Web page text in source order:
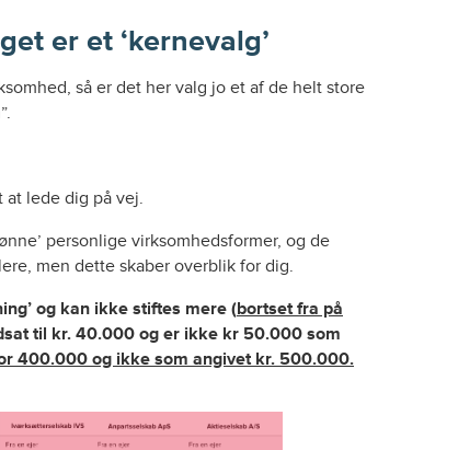
er et ‘kernevalg’
så er det her valg jo et af de helt store
lede dig på vej.
personlige virksomhedsformer, og de
men dette skaber overblik for dig.
og kan ikke stiftes mere (bortset fra på
til kr. 40.000 og er ikke kr 50.000 som
400.000 og ikke som angivet kr. 500.000.